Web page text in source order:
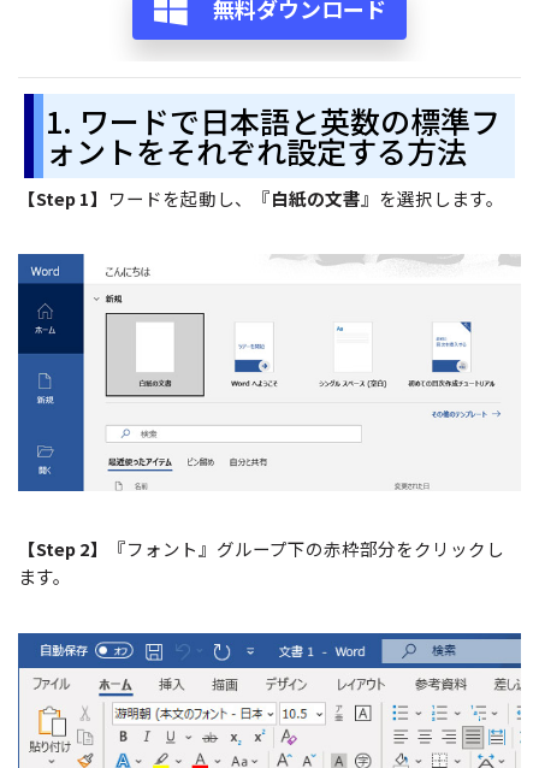
PDF 翻訳
AI ツール
050-3066-4378
月~金 10:00-13:00 / 15:00-19:30
ユーザーの声
私たちをフォロー
無料ダウンロード
1. ワードで日本語と英数の標準フ
ォントをそれぞれ設定する方法
【Step 1】 ワードを起動し、『白紙の文書』を選択します。
【Step 2】
『フォント』グループ下の赤枠部分をクリックし
ます。